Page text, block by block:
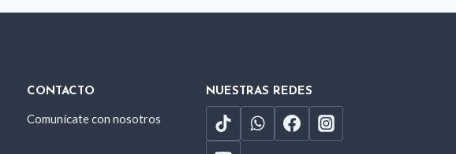
CONTACTO
Comunícate con nosotros
NUESTRAS REDES